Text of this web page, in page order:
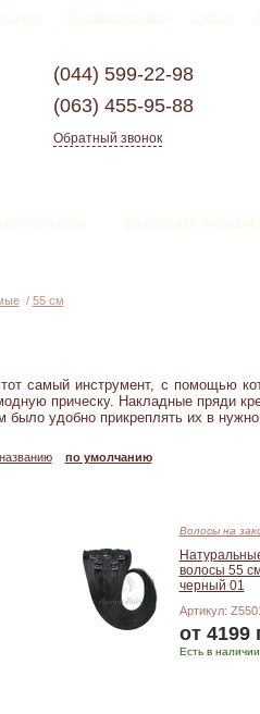
Услуги Доставка и оплата Статьи
(044) 599-22-98
(063) 455-95-88
Обратный звонок
на трессе Волосы для
/ 55 см
самый инструмент, с помощью
прическу. Накладные пряди
было удобно прикреплять их в
названию по умолчанию
Волосы на
волосы 55
черный 01
Артикул:
от 4199
Есть в наличии